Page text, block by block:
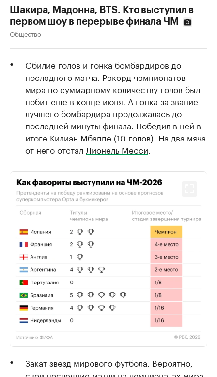
Шакира, Мадонна, BTS. Кто выступил в
первом шоу в перерыве финала ЧМ
Общество
Обилие голов и гонка бомбардиров до
последнего матча. Рекорд чемпионатов
мира по суммарному количеству голов был
побит еще в конце июня. А гонка за звание
лучшего бомбардира продолжалась до
последней минуты финала. Победил в ней в
итоге Килиан Мбаппе (10 голов). На два мяча
от него отстал Лионель Месси.
Закат звезд мирового футбола. Вероятно,